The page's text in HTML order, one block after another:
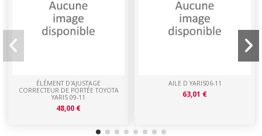
ÉLÉMENT D'AJUSTAGE
CORRECTEUR DE PORTÉE TOYOTA
YARIS 09-11
48,00 €
AILE D YARIS06-11
63,01 €